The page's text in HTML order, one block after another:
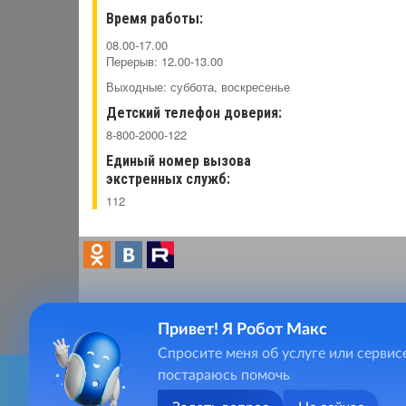
Время работы:
08.00-17.00
Перерыв: 12.00-13.00
Выходные: суббота, воскресенье
Детский телефон доверия:
8-800-2000-122
Единый номер вызова
экстренных служб:
112
Для качественного предоставления услуг, сайт
Главная
Фотогалерея
Видеогалерея
Контакты
Привет! Я Робот Макс
Спросите меня об услуге или
постараюсь помочь